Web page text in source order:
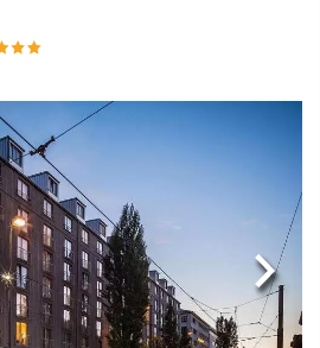
下一